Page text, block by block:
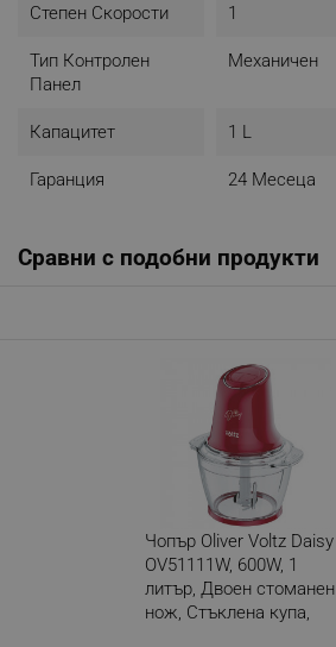
Степен Скорости 1
Тип Контролен
Панел
Механичен
Капацитет 1 L
Гаранция 24 Месеца
Сравни с подобни продукти
Чопър Oliver Voltz Daisy
OV51111W, 600W, 1
литър, Двоен стоманен
нож, Стъклена купа,